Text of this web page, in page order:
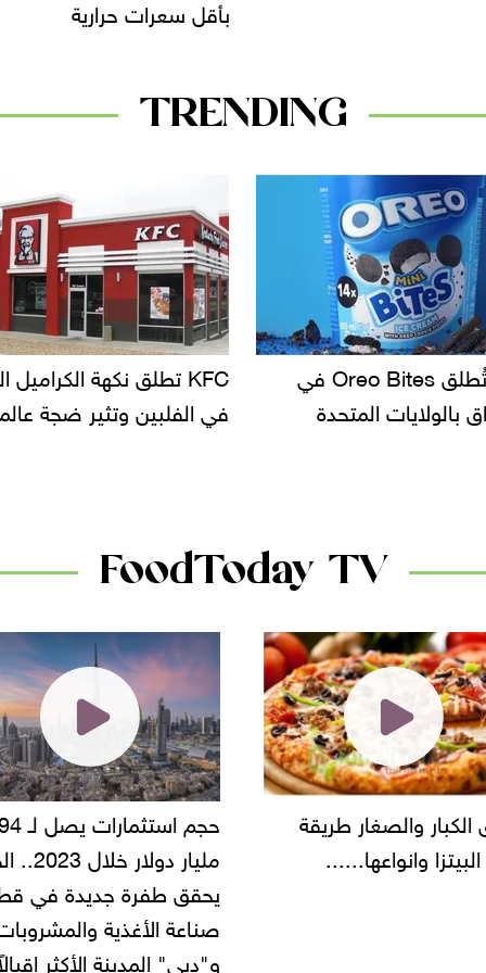
بأقل سعرات حرارية
TRENDING
KFC تطلق نكهة الكراميل المملح
وتثير ضجة عالمية
دعوات للتحقيق في أسباب
سحب بعض ألبان الأطفال
FoodToday TV
حجم استثمارات يصل لـ 94
"أمن القاهرة" يضبط
شركة مطاعم استولى على
أموال المواطنين بزعم